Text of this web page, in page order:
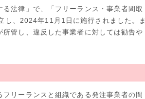
法律」で、「フリーランス・事業者間取
し、2024年11月1日に施行されました。ま
管し、違反した事業者に対しては勧告や
リーランスと組織である発注事業者の間